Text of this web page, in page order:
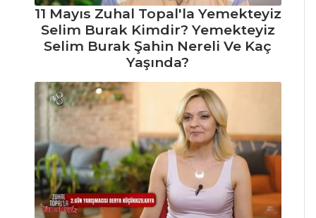
Nohutlu Havuç
Çorbası
Köme Çorbası
Çorbalar Tüm
Tarifleri
11 Mayıs Zuhal Topal'la Yemekteyiz
Selim Burak Kimdir? Yemekteyiz
Selim Burak Şahin Nereli Ve Kaç
Yaşında?